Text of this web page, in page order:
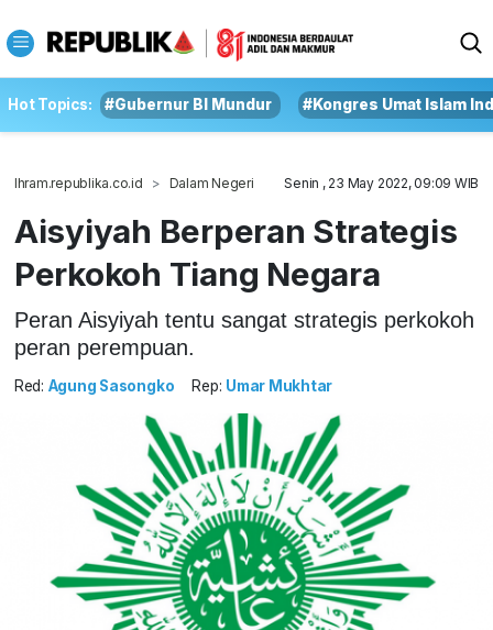
Hot Topics: #Gubernur BI Mundur #Kongres Umat Islam
Ihram.republika.co.id Dalam Negeri Senin , 23 May 2022, 09:09 WIB
Aisyiyah Berperan Strategis
Perkokoh Tiang Negara
Peran Aisyiyah tentu sangat strategis perkokoh
peran perempuan.
Red: Agung Sasongko Rep: Umar Mukhtar